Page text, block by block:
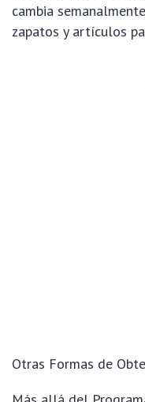
cambia
zapatos y artículos
Otras Formas de